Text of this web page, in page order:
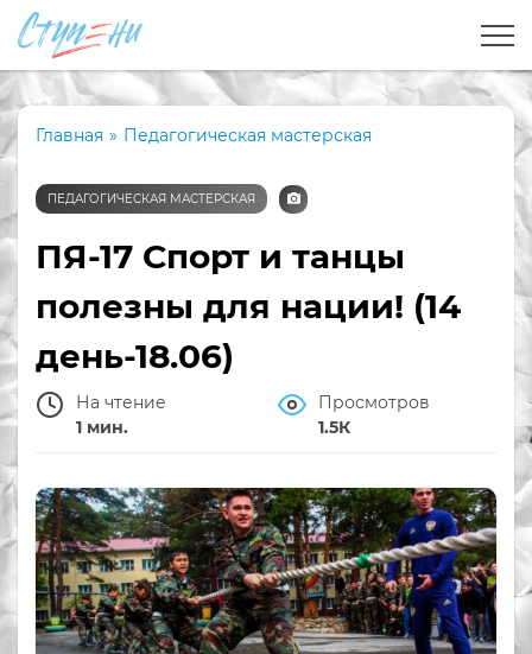
Главная » Педагогическая мастерская
ПЕДАГОГИЧЕСКАЯ МАСТЕРСКАЯ
ПЯ-17 Спорт и танцы
полезны для нации! (14
день-18.06)
На чтение
1 мин.
Просмотров
1.5К